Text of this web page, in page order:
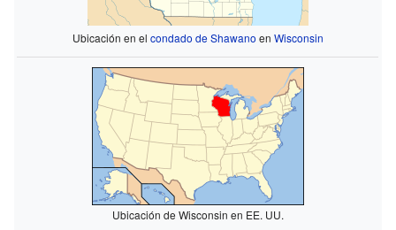
Ubicación en el condado de Shawano en Wisconsin
Ubicación de Wisconsin en EE. UU.